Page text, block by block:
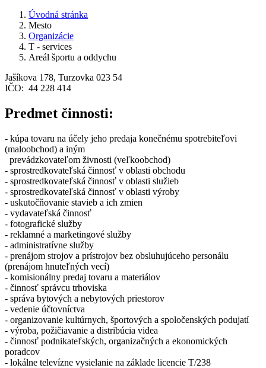
Úvodná stránka
Mesto
Organizácie
T - services
Areál športu a oddychu
Jašíkova 178, Turzovka 023 54
IČO: 44 228 414
Predmet činnosti:
- kúpa tovaru na účely jeho predaja konečnému spotrebiteľovi
(maloobchod) a iným
prevádzkovateľom živnosti (veľkoobchod)
- sprostredkovateľská činnosť v oblasti obchodu
- sprostredkovateľská činnosť v oblasti služieb
- sprostredkovateľská činnosť v oblasti výroby
- uskutočňovanie stavieb a ich zmien
- vydavateľská činnosť
- fotografické služby
- reklamné a marketingové služby
- administratívne služby
- prenájom strojov a prístrojov bez obsluhujúceho personálu
(prenájom hnuteľných vecí)
- komisionálny predaj tovaru a materiálov
- činnosť správcu trhoviska
- správa bytových a nebytových priestorov
- vedenie účtovníctva
- organizovanie kultúrnych, športových a spoločenských podujatí
- výroba, požičiavanie a distribúcia videa
- činnosť podnikateľských, organizačných a ekonomických
poradcov
- lokálne televízne vysielanie na základe licencie T/238